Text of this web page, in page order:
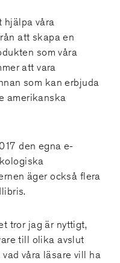
hjälpa våra
att skapa en
som våra
att vara
som kan erbjuda
amerikanska
den egna e-
äger också flera
tror jag är nyttigt,
till olika avslut
våra läsare vill ha